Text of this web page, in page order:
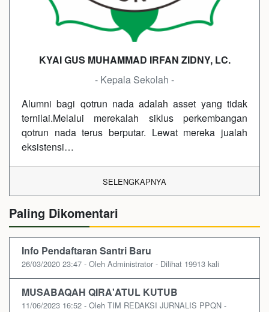
KYAI GUS MUHAMMAD IRFAN ZIDNY, LC.
- Kepala Sekolah -
Alumni bagi qotrun nada adalah asset yang tidak
ternilai.Melalui merekalah siklus perkembangan
qotrun nada terus berputar. Lewat mereka jualah
eksistensi…
SELENGKAPNYA
Paling Dikomentari
Info Pendaftaran Santri Baru
26/03/2020 23:47 - Oleh Administrator - Dilihat 19913 kali
MUSABAQAH QIRA'ATUL KUTUB
11/06/2023 16:52 - Oleh TIM REDAKSI JURNALIS PPQN -